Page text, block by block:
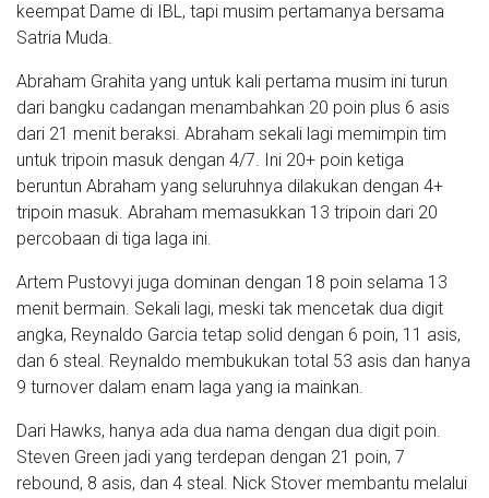
keempat Dame di IBL, tapi musim pertamanya bersama
Satria Muda.
Abraham Grahita yang untuk kali pertama musim ini turun
dari bangku cadangan menambahkan 20 poin plus 6 asis
dari 21 menit beraksi. Abraham sekali lagi memimpin tim
untuk tripoin masuk dengan 4/7. Ini 20+ poin ketiga
beruntun Abraham yang seluruhnya dilakukan dengan 4+
tripoin masuk. Abraham memasukkan 13 tripoin dari 20
percobaan di tiga laga ini.
Artem Pustovyi juga dominan dengan 18 poin selama 13
menit bermain. Sekali lagi, meski tak mencetak dua digit
angka, Reynaldo Garcia tetap solid dengan 6 poin, 11 asis,
dan 6 steal. Reynaldo membukukan total 53 asis dan hanya
9 turnover dalam enam laga yang ia mainkan.
Dari Hawks, hanya ada dua nama dengan dua digit poin.
Steven Green jadi yang terdepan dengan 21 poin, 7
rebound, 8 asis, dan 4 steal. Nick Stover membantu melalui